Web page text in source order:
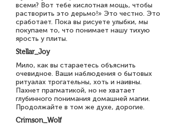
всеми? Вот тебе кислотная мощь, чтобы
растворить это дерьмо!» Это честно. Это
сработает. Пока вы рисуете улыбки, мы
покупаем то, что понимает нашу тихую
ярость у плиты.
Stellar_Joy
Мило, как вы стараетесь объяснить
очевидное. Ваши наблюдения о бытовых
ритуалах трогательны, хоть и наивны.
Пахнет прагматикой, но не хватает
глубинного понимания домашней магии.
Продолжайте в том же духе, дорогие.
Crimson_Wolf